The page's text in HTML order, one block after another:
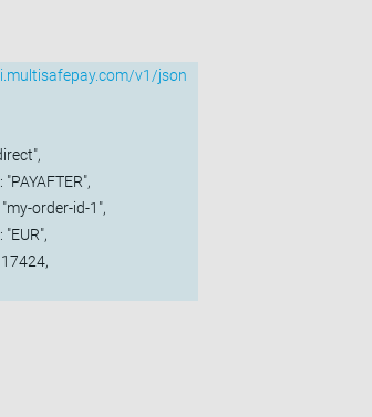
v1/json
order-id-1",